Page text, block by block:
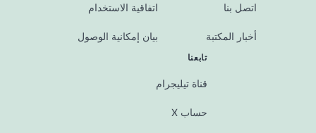
اتصل بنا
أخبار المكتبة
اتفاقية الاستخدام
بيان إمكانية الوصول
تابعنا
قناة تيليجرام
حساب X